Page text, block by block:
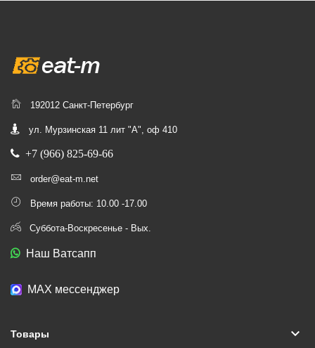
192012 Санкт-Петербург
ул. Мурзинская 11 лит "А", оф 410
+7 (966) 825-69-66
order@eat-m.net
Время работы: 10.00 -17.00
Суббота-Воскресенье - Вых.
Наш Ватсапп
МАХ мессенджер
Товары keyboard_arrow_down